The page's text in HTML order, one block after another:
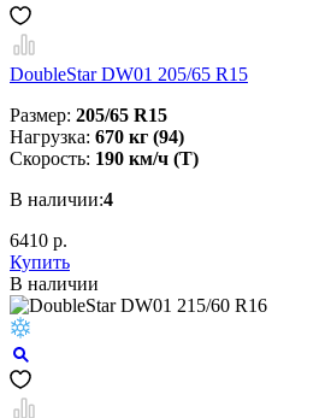
DoubleStar DW01 205/65 R15
Размер: 205/65 R15
Нагрузка: 670 кг (94)
Скорость: 190 км/ч (T)
В наличии:4
6410 р.
Купить
В наличии